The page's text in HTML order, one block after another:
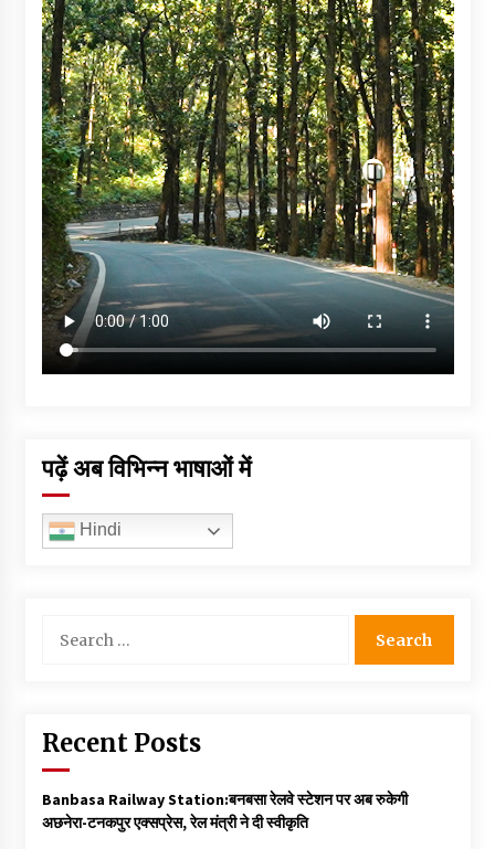
पढ़ें अब विभिन्न भाषाओं में
Hindi
for:
Recent Posts
Banbasa Railway Station:बनबसा रेलवे स्टेशन पर अब रुकेगी
अछनेरा-टनकपुर एक्सप्रेस, रेल मंत्री ने दी स्वीकृति